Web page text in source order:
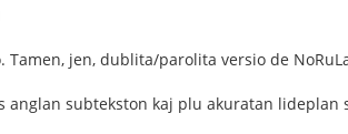
Tamen, jen, dublita/parolita versio de
anglan subtekston kaj plu akuratan lideplan